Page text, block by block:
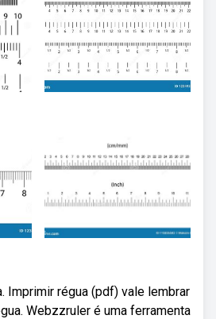
Imprimir régua (pdf) vale lembrar
Webzzruler é uma ferramenta